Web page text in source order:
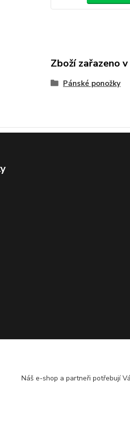
Zboží zařazeno
Pánské ponožky
Náš e-shop a partneři potřebují